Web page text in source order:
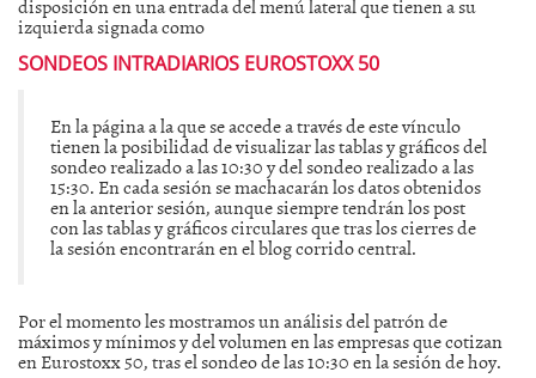
disposición en una entrada del menú lateral que tienen a su
izquierda signada como
SONDEOS INTRADIARIOS EUROSTOXX 50
En la página a la que se accede a través de este vínculo
tienen la posibilidad de visualizar las tablas y gráficos del
sondeo realizado a las 10:30 y del sondeo realizado a las
15:30. En cada sesión se machacarán los datos obtenidos
en la anterior sesión, aunque siempre tendrán los post
con las tablas y gráficos circulares que tras los cierres de
la sesión encontrarán en el blog corrido central.
Por el momento les mostramos un análisis del patrón de
máximos y mínimos y del volumen en las empresas que cotizan
en Eurostoxx 50, tras el sondeo de las 10:30 en la sesión de hoy.